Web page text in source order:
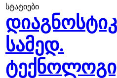
სტატიები
სამედ.